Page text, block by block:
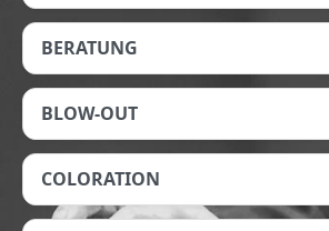
BERATUNG
BLOW-OUT
COLORATION